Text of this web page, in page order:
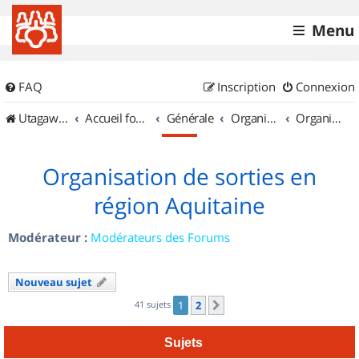
Menu
FAQ Connexion
Inscription
UtagawaVTT (Randos VTT et VTTAE avec traces GPS)
Accueil forum Générale Organisation de sorties & Recherche de partenaires Organisation de sorties en région Aquitaine
Organisation de sorties en
région Aquitaine
Modérateur : Modérateurs des Forums
Nouveau sujet
41 sujets 1 2
Sujets